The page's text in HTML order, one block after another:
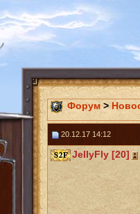
Форум >
20.12.17 14:12
JellyFly [20]